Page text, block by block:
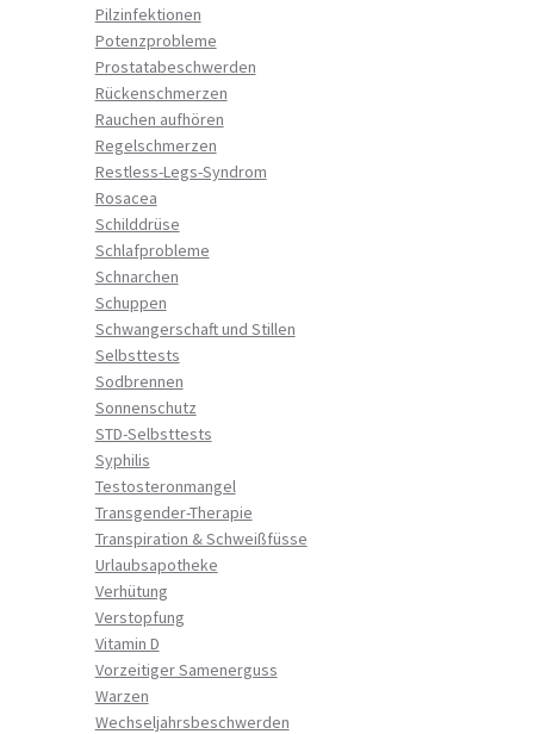
Pilzinfektionen
Potenzprobleme
Prostatabeschwerden
Rückenschmerzen
Rauchen aufhören
Regelschmerzen
Restless-Legs-Syndrom
Rosacea
Schilddrüse
Schlafprobleme
Schnarchen
Schuppen
Schwangerschaft und Stillen
Selbsttests
Sodbrennen
Sonnenschutz
STD-Selbsttests
Syphilis
Testosteronmangel
Transgender-Therapie
Transpiration & Schweißfüsse
Urlaubsapotheke
Verhütung
Verstopfung
Vitamin D
Vorzeitiger Samenerguss
Warzen
Wechseljahrsbeschwerden